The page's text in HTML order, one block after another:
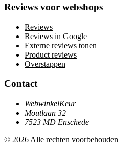
Reviews voor webshops
Reviews
Reviews in Google
Externe reviews tonen
Product reviews
Overstappen
Contact
WebwinkelKeur
Moutlaan 32
7523 MD Enschede
© 2026 Alle rechten voorbehouden